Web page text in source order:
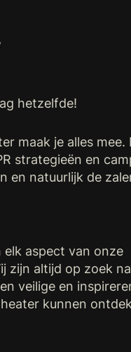
hetzelfde!
maak je alles mee.
strategieën en
en natuurlijk de
elk aspect van onze
zijn altijd op zoek
veilige en
kunnen